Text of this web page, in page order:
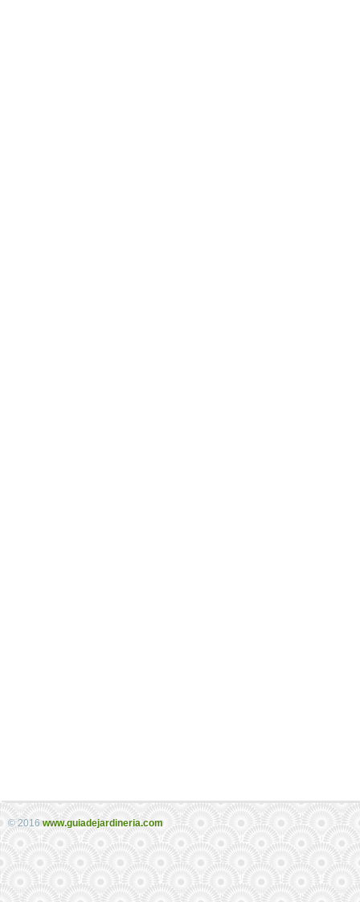
© 2016 www.guiadejardineria.com